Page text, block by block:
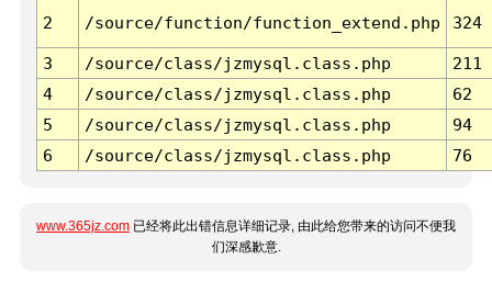
2 /source/function/function_extend.php 324
3 /source/class/jzmysql.class.php
211
4
/source/class/jzmysql.class.php
62
5
/source/class/jzmysql.class.php
94
6
/source/class/jzmysql.class.php 76
www.365jz.com 已经将此出错信息详细记录, 由此给您带来的访问不便我
们深感歉意.